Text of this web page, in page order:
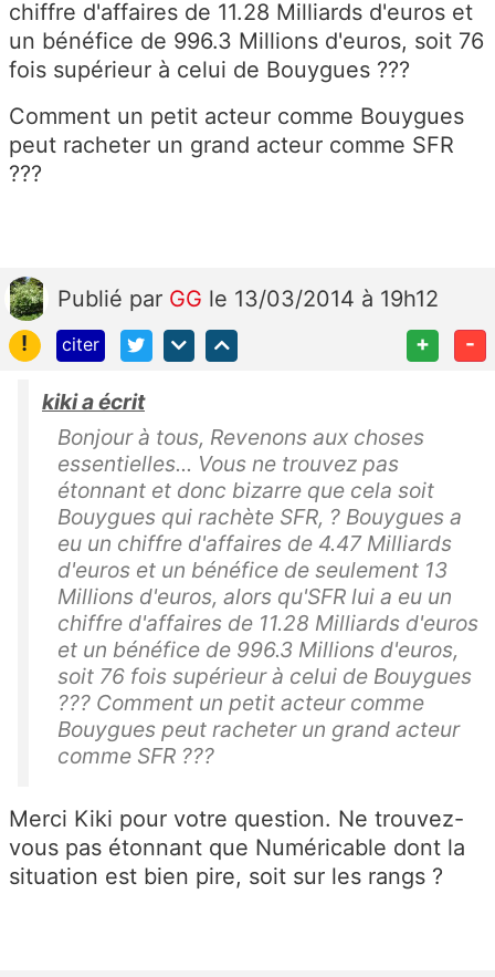
chiffre d'affaires de 11.28 Milliards d'euros et
un bénéfice de 996.3 Millions d'euros, soit 76
fois supérieur à celui de Bouygues ???
Comment un petit acteur comme Bouygues
peut racheter un grand acteur comme SFR
???
Publié par GG le 13/03/2014 à 19h12
!
citer + -
kiki a écrit
Bonjour à tous, Revenons aux choses
essentielles... Vous ne trouvez pas
étonnant et donc bizarre que cela soit
Bouygues qui rachète SFR, ? Bouygues a
eu un chiffre d'affaires de 4.47 Milliards
d'euros et un bénéfice de seulement 13
Millions d'euros, alors qu'SFR lui a eu un
chiffre d'affaires de 11.28 Milliards d'euros
et un bénéfice de 996.3 Millions d'euros,
soit 76 fois supérieur à celui de Bouygues
??? Comment un petit acteur comme
Bouygues peut racheter un grand acteur
comme SFR ???
Merci Kiki pour votre question. Ne trouvez-
vous pas étonnant que Numéricable dont la
situation est bien pire, soit sur les rangs ?